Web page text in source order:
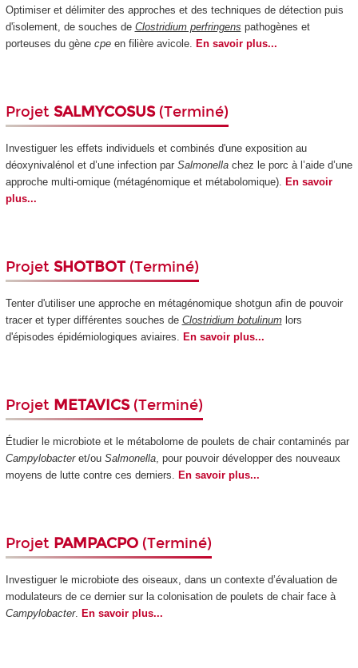
Optimiser et délimiter des approches et des techniques de détection puis
d'isolement, de souches de Clostridium perfringens pathogènes et
porteuses du gène cpeen filière avicole. En savoir plus...
Projet SALMYCOSUS(Terminé)
Investiguer les effets individuels et combinés d'une exposition au
déoxynivalénol et d’une infection par Salmonellachez le porc à l’aide d’une
approche multi-omique (métagénomique et métabolomique). En savoir
plus...
Projet SHOTBOT(Terminé)
Tenter d'utiliser une approche en métagénomique shotgun afin de pouvoir
tracer et typer différentes souches de Clostridium botulinumlors
d'épisodes épidémiologiques aviaires. En savoir plus...
Projet METAVICS(Terminé)
Étudier le microbiote et le métabolome de poulets de chair contaminés par
Campylobacteret/ou Salmonella, pour pouvoir développer des nouveaux
moyens de lutte contre ces derniers. En savoir plus...
Projet PAMPACPO(Terminé)
Investiguer le microbiote des oiseaux, dans un contexte d’évaluation de
modulateurs de ce dernier sur la colonisation de poulets de chair face à
Campylobacter. En savoir plus...